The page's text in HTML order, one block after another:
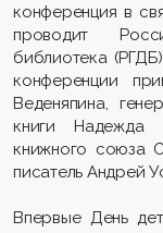
конференция в
проводит
библиотека
конференции
Веденяпина,
книги Надежда
книжного союза
писатель Андрей
Впервые День